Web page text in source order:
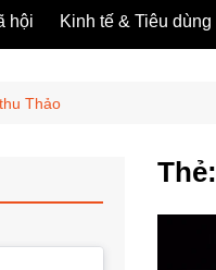
hội Kinh tế & Tiêu dùng
Thảo
Thẻ: